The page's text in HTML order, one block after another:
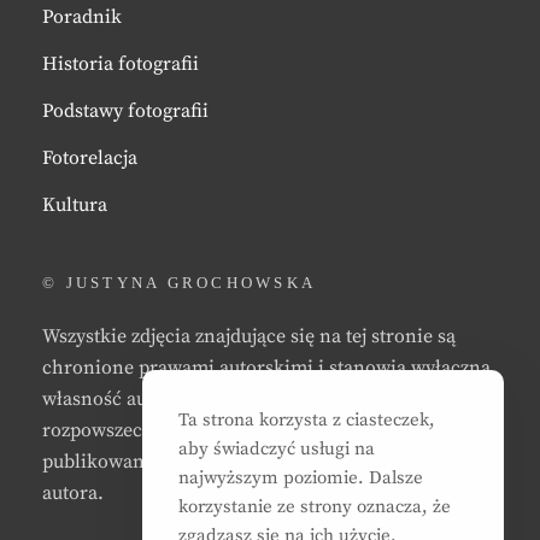
Poradnik
Historia fotografii
Podstawy fotografii
Fotorelacja
Kultura
© JUSTYNA GROCHOWSKA
Wszystkie zdjęcia znajdujące się na tej stronie są
chronione prawami autorskimi i stanowią wyłączną
własność autora strony. Zabrania się kopiowania,
rozpowszechniania, reprodukowania,
publikowania, i/lub modyfikowania zdjęć bez zgody
autora.
Ta strona korzysta z ciasteczek,
aby świadczyć usługi na
najwyższym poziomie. Dalsze
korzystanie ze strony oznacza, że